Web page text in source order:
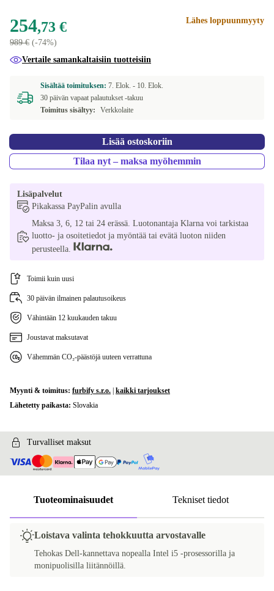
NL (hollanti) +16,85 €
PT (portugali)
CZ (tšekki)
254,73 €
989 € (-74%)
Lähes loppuunmyyty
Vertaile samankaltaisiin tuotteisiin
Sisältää toimituksen: 7. Elok. - 10. Elok.
30 päivän vapaat palautukset -takuu
Toimitus sisältyy:
Verkkolaite
Lisää ostoskoriin
Tilaa nyt – maksa myöhemmin
Lisäpalvelut
Pikakassa PayPalin avulla
Maksa 3, 6, 12 tai 24 erässä. Luotonantaja Klarna voi tarkistaa
luotto- ja osoitetiedot ja myöntää tai evätä luoton niiden
perusteella.
Toimii kuin uusi
30 päivän ilmainen palautusoikeus
Vähintään 12 kuukauden takuu
Joustavat maksutavat
Vähemmän CO₂-päästöjä uuteen verrattuna
Myynti & toimitus: furbify s.r.o. kaikki tarjoukset
Lähetetty paikasta: Slovakia
Turvalliset maksut
Tuoteominaisuudet Tekniset tiedot
Loistava valinta tehokkuutta arvostavalle
Tehokas Dell-kannettava nopealla Intel i5 -prosessorilla ja
monipuolisilla liitännöillä.